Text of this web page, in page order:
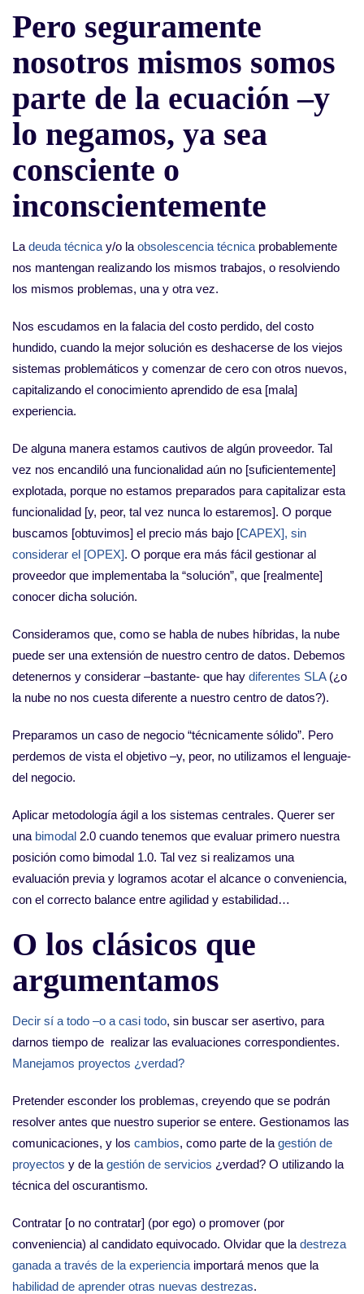
Pero seguramente
nosotros mismos somos
parte de la ecuación –y
lo negamos, ya sea
consciente o
inconscientemente
La deuda técnica y/o la obsolescencia técnica probablemente
nos mantengan realizando los mismos trabajos, o resolviendo
los mismos problemas, una y otra vez.
Nos escudamos en la falacia del costo perdido, del costo
hundido, cuando la mejor solución es deshacerse de los viejos
sistemas problemáticos y comenzar de cero con otros nuevos,
capitalizando el conocimiento aprendido de esa [mala]
experiencia.
De alguna manera estamos cautivos de algún proveedor. Tal
vez nos encandiló una funcionalidad aún no [suficientemente]
explotada, porque no estamos preparados para capitalizar esta
funcionalidad [y, peor, tal vez nunca lo estaremos]. O porque
buscamos [obtuvimos] el precio más bajo [CAPEX], sin
considerar el [OPEX]. O porque era más fácil gestionar al
proveedor que implementaba la “solución”, que [realmente]
conocer dicha solución.
Consideramos que, como se habla de nubes híbridas, la nube
puede ser una extensión de nuestro centro de datos. Debemos
detenernos y considerar –bastante- que hay diferentes SLA(¿o
la nube no nos cuesta diferente a nuestro centro de datos?).
Preparamos un caso de negocio “técnicamente sólido”. Pero
perdemos de vista el objetivo –y, peor, no utilizamos el lenguaje-
del negocio.
Aplicar metodología ágil a los sistemas centrales. Querer ser
una bimodal 2.0 cuando tenemos que evaluar primero nuestra
posición como bimodal 1.0. Tal vez si realizamos una
evaluación previa y logramos acotar el alcance o conveniencia,
con el correcto balance entre agilidad y estabilidad…
O los clásicos que
argumentamos
Decir sí a todo –o a casi todo, sin buscar ser asertivo, para
darnos tiempo de realizar las evaluaciones correspondientes.
Manejamos proyectos ¿verdad?
Pretender esconder los problemas, creyendo que se podrán
resolver antes que nuestro superior se entere. Gestionamos las
comunicaciones, y los cambios, como parte de la gestión de
proyectos y de la gestión de servicios ¿verdad? O utilizando la
técnica del oscurantismo.
Contratar [o no contratar] (por ego) o promover (por
conveniencia) al candidato equivocado. Olvidar que la destreza
ganada a través de la experiencia importará menos que la
habilidad de aprender otras nuevas destrezas.